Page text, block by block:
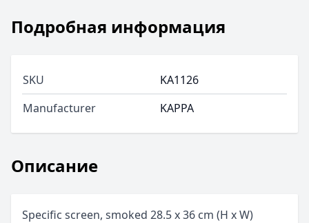
Описание
Specific screen, smoked 28.5 x 36 cm (H x W)
Подробная информация
SKU
KA1126
Manufacturer
KAPPA